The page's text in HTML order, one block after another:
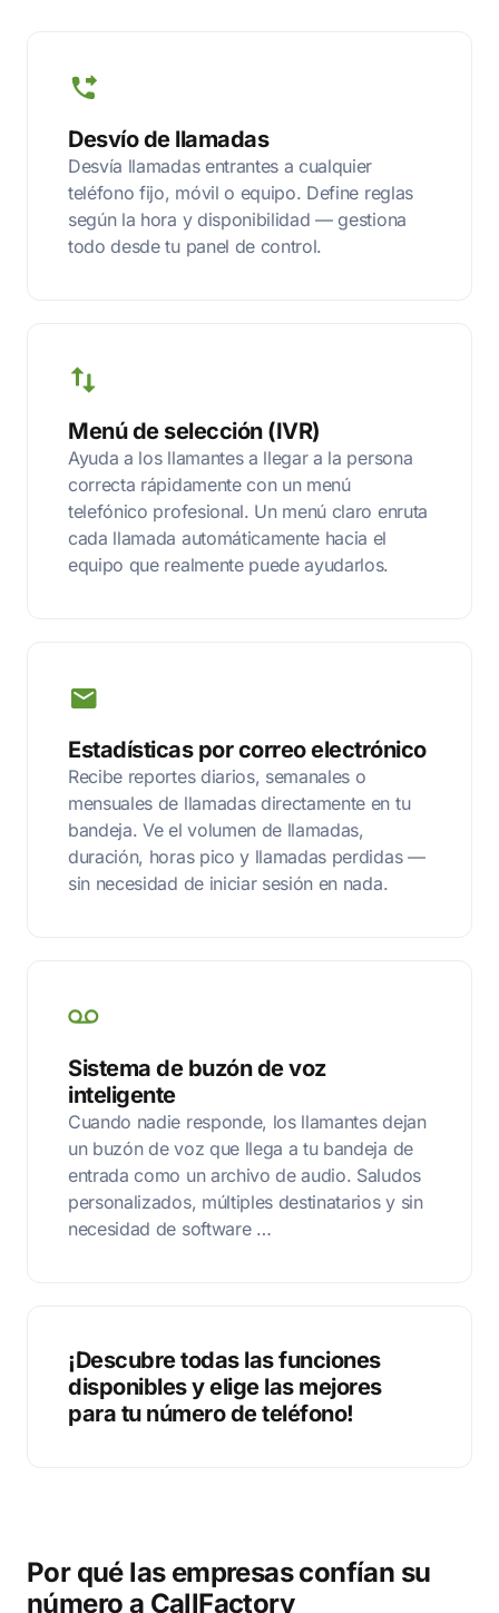
Desvío de llamadas
Desvía llamadas entrantes a cualquier
teléfono fijo, móvil o equipo. Define reglas
según la hora y disponibilidad — gestiona
todo desde tu panel de control.
Menú de selección (IVR)
Ayuda a los llamantes a llegar a la persona
correcta rápidamente con un menú
telefónico profesional. Un menú claro enruta
cada llamada automáticamente hacia el
equipo que realmente puede ayudarlos.
Estadísticas por correo electrónico
Recibe reportes diarios, semanales o
mensuales de llamadas directamente en tu
bandeja. Ve el volumen de llamadas,
duración, horas pico y llamadas perdidas —
sin necesidad de iniciar sesión en nada.
Sistema de buzón de voz
inteligente
Cuando nadie responde, los llamantes dejan
un buzón de voz que llega a tu bandeja de
entrada como un archivo de audio. Saludos
personalizados, múltiples destinatarios y sin
necesidad de software …
¡Descubre todas las funciones
disponibles y elige las mejores
para tu número de teléfono!
Por qué las empresas confían su
número a CallFactory